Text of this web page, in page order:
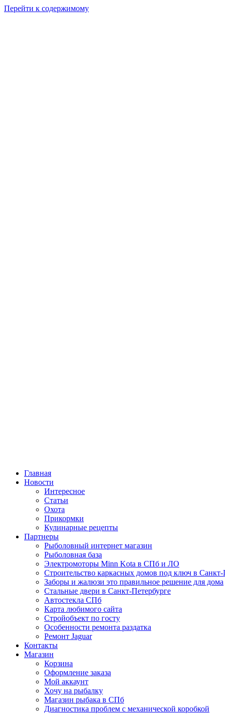
Перейти к содержимому
Главная
Новости
Интересное
Статьи
Охота
Прикормки
Кулинарные рецепты
Партнеры
Рыболовный интернет магазин
Рыболовная база
Электромоторы Minn Kota в СПб и ЛО
Строительство каркасных домов под ключ в Санкт-
Заборы и жалюзи это правильное решение для дома
Стальные двери в Санкт-Петербурге
Автостекла СПб
Карта любимого сайта
Стройобъект по госту
Особенности ремонта раздатка
Ремонт Jaguar
Контакты
Магазин
Корзина
Оформление заказа
Мой аккаунт
Хочу на рыбалку
Магазин рыбака в СПб
Диагностика проблем с механической коробкой